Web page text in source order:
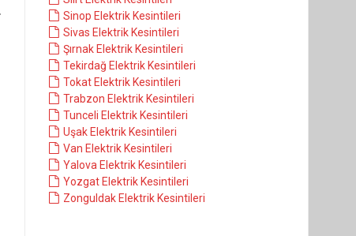
Sinop Elektrik Kesintileri
Sivas Elektrik Kesintileri
Şırnak Elektrik Kesintileri
Tekirdağ Elektrik Kesintileri
Tokat Elektrik Kesintileri
Trabzon Elektrik Kesintileri
Tunceli Elektrik Kesintileri
Uşak Elektrik Kesintileri
Van Elektrik Kesintileri
Yalova Elektrik Kesintileri
Yozgat Elektrik Kesintileri
Zonguldak Elektrik Kesintileri